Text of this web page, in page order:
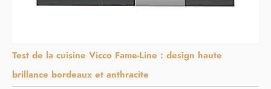
Test de la cuisine Vicco Fame-Line : design haute
brillance bordeaux et anthracite